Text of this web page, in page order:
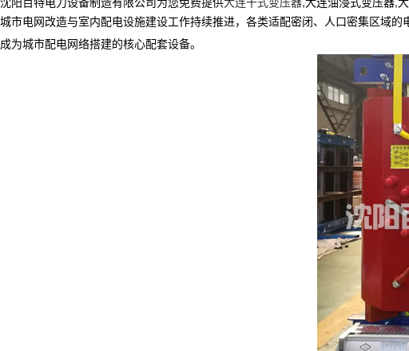
城市电网改造与室内配电设施建设工作持续推进，各类适配密闭、人口密集区域的
成为城市配电网络搭建的核心配套设备。